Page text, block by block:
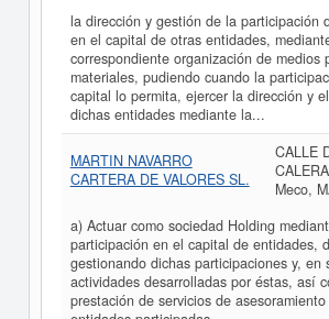
la dirección y gestión de la participación
en el capital de otras entidades,
correspondiente organización de medios
materiales, pudiendo cuando la
capital lo permita, ejercer la dirección y
dichas entidades mediante la...
MARTIN NAVARRO
CARTERA DE VALORES SL.
CALLE
Meco,
a) Actuar como sociedad Holding
participación en el capital de entidades,
gestionando dichas participaciones y, en
actividades desarrolladas por éstas, así
prestación de servicios de